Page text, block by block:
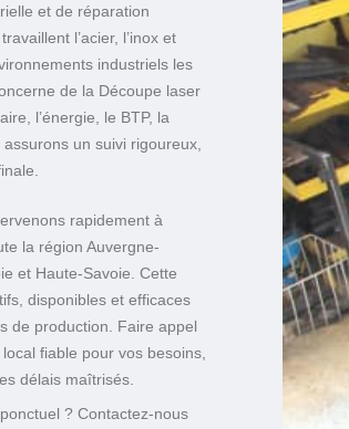
et de réparation
l’acier, l’inox et
industriels les
de la Découpe laser
l’énergie, le BTP, la
un suivi rigoureux,
rapidement à
la région Auvergne-
et Haute-Savoie. Cette
disponibles et efficaces
de production. Faire appel
fiable pour vos besoins,
délais maîtrisés.
? Contactez-nous